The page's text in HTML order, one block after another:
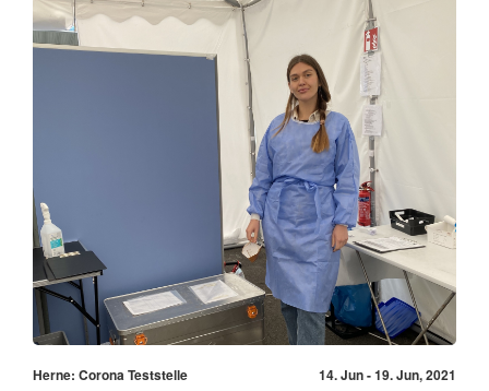
Herne: Corona Teststelle 14. Jun - 19. Jun, 2021